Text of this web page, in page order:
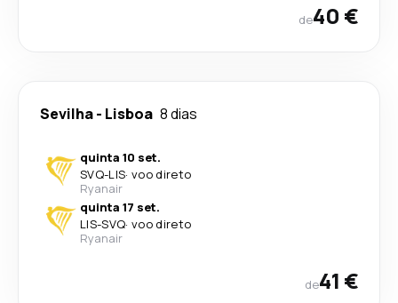
de40 €
Sevilha- Lisboa 8 dias
quinta 10 set.
SVQ-LIS· voo direto
Ryanair
quinta 17 set.
LIS-SVQ· voo direto
Ryanair
de41 €